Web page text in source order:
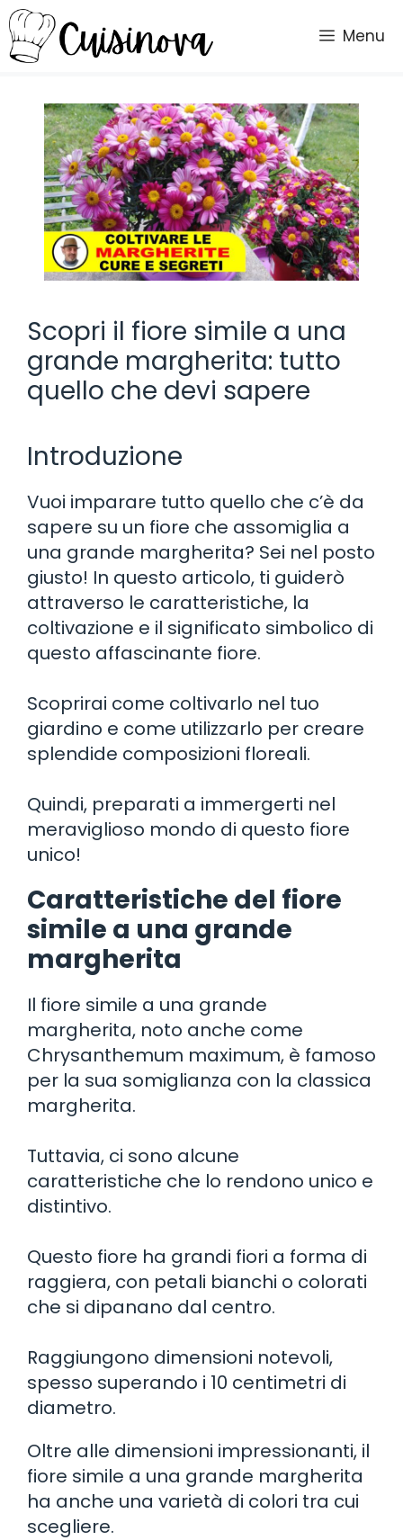
Vai
al
contenuto
Menu
Scopri il fiore simile a una
grande margherita: tutto
quello che devi sapere
Introduzione
Vuoi imparare tutto quello che c’è da
sapere su un fiore che assomiglia a
una grande margherita? Sei nel posto
giusto! In questo articolo, ti guiderò
attraverso le caratteristiche, la
coltivazione e il significato simbolico di
questo affascinante fiore.
Scoprirai come coltivarlo nel tuo
giardino e come utilizzarlo per creare
splendide composizioni floreali.
Quindi, preparati a immergerti nel
meraviglioso mondo di questo fiore
unico!
Caratteristiche del fiore
simile a una grande
margherita
Il fiore simile a una grande
margherita, noto anche come
Chrysanthemum maximum, è famoso
per la sua somiglianza con la classica
margherita.
Tuttavia, ci sono alcune
caratteristiche che lo rendono unico e
distintivo.
Questo fiore ha grandi fiori a forma di
raggiera, con petali bianchi o colorati
che si dipanano dal centro.
Raggiungono dimensioni notevoli,
spesso superando i 10 centimetri di
diametro.
Oltre alle dimensioni impressionanti, il
fiore simile a una grande margherita
ha anche una varietà di colori tra cui
scegliere.